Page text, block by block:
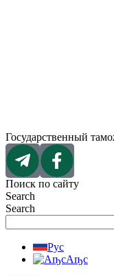
Государственный
Поиск по сайту
Search
Search
Рус
Аҧс